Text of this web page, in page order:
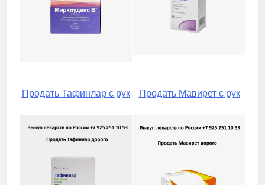
Продать Тафинлар с рук Продать Мавирет с рук